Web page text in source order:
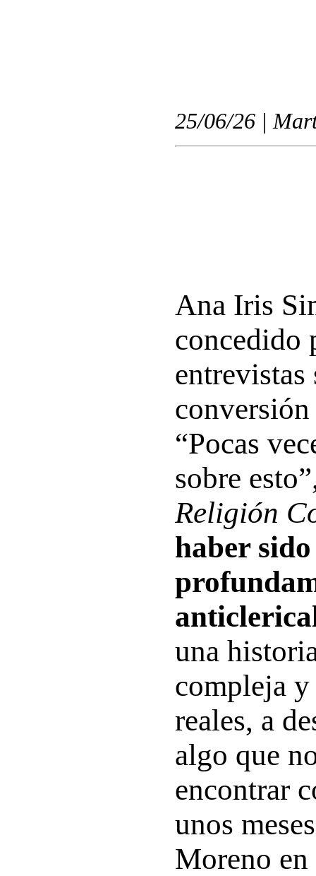
25/06/26 |
Ana Iris
concedido
entrevistas
“Pocas
sobre
Religión
haber
una
compleja
reales, a
algo que
encontrar
unos
Moreno